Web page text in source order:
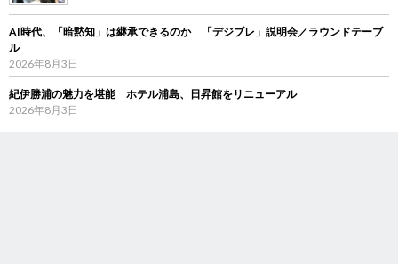
AI時代、「暗黙知」は継承できるのか 「デジブレ」説明会／ラウンドテーブ
ル
2026年8月3日
紀伊勝浦の魅力を堪能 ホテル浦島、日昇館をリニューアル
2026年8月3日